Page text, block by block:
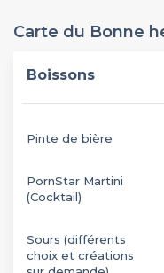
Carte du Bonne
Boissons
Pinte de bière
PornStar Martini
(Cocktail)
Sours (différents
choix et créations